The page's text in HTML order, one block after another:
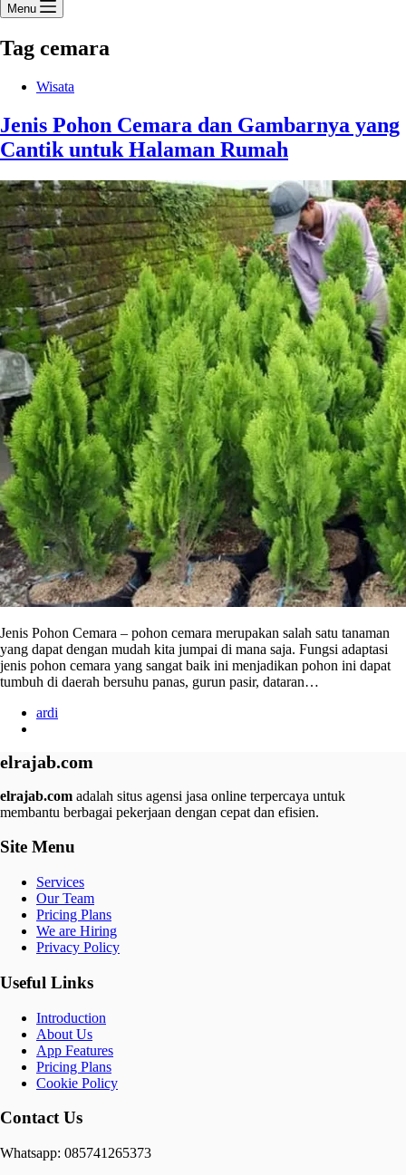
Menu
Tag cemara
Wisata
Jenis Pohon Cemara dan Gambarnya yang
Cantik untuk Halaman Rumah
Jenis Pohon Cemara – pohon cemara merupakan salah satu tanaman
yang dapat dengan mudah kita jumpai di mana saja. Fungsi adaptasi
jenis pohon cemara yang sangat baik ini menjadikan pohon ini dapat
tumbuh di daerah bersuhu panas, gurun pasir, dataran…
ardi
elrajab.com
elrajab.com adalah situs agensi jasa online terpercaya untuk
membantu berbagai pekerjaan dengan cepat dan efisien.
Site Menu
Services
Our Team
Pricing Plans
We are Hiring
Privacy Policy
Useful Links
Introduction
About Us
App Features
Pricing Plans
Cookie Policy
Contact Us
Whatsapp: 085741265373